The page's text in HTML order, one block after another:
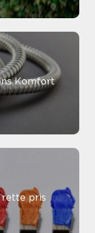
Komfort
rette pris